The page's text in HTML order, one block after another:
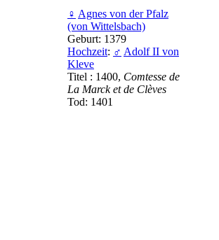
♀ Agnes von der Pfalz
(von Wittelsbach)
Geburt: 1379
Hochzeit: ♂ Adolf II von
Kleve
Titel : 1400, Comtesse de
La Marck et de Clèves
Tod: 1401